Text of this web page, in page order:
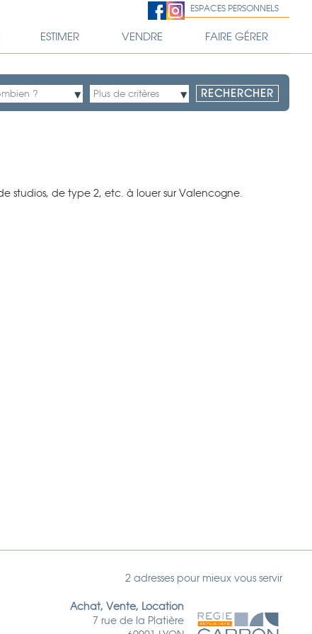
ESPACES PERSONNELS
ESTIMER VENDRE FAIRE GÉRER
studios, de type 2, etc. à louer sur Valencogne.
2 adresses pour mieux vous servir
Achat, Vente, Location
7 rue de la Platière